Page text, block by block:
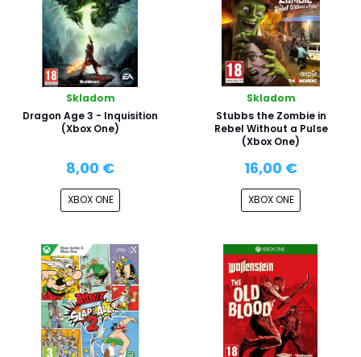
Skladom
Dragon Age 3 - Inquisition
(Xbox One)
8,00 €
XBOX ONE
Skladom
Stubbs the Zombie in
Rebel Without a Pulse
(Xbox One)
16,00 €
XBOX ONE